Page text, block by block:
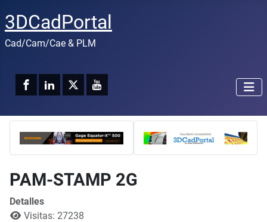
3DCadPortal
Cad/Cam/Cae & PLM
PAM-STAMP 2G
Detalles
Visitas: 27238